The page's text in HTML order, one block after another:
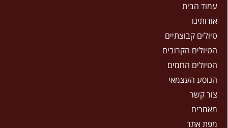
עמוד הבית
אודותינו
טיולים קבוצתיים
הטיולים הקרובים
הטיולים החמים
הנוסע העצמאי
צור קשר
מאמרים
מפת אתר